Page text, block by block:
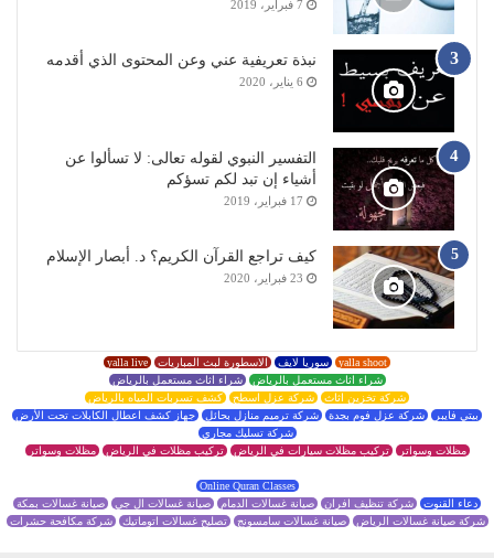
7 فبراير، 2019
نبذة تعريفية عني وعن المحتوى الذي أقدمه
6 يناير، 2020
التفسير النبوي لقوله تعالى: لا تسألوا عن
أشياء إن تبد لكم تسؤكم
17 فبراير، 2019
كيف تراجع القرآن الكريم؟ د. أبصار الإسلام
23 فبراير، 2020
yalla shoot سوريا لايف الاسطورة لبث المباريات yalla live
شراء اثاث مستعمل بالرياض شراء اثاث مستعمل بالرياض
شركة تخزين اثاث شركة عزل اسطح كشف تسربات المياه بالرياض
بيتي فايبر شركة عزل فوم بجدة شركة ترميم منازل بحائل جهاز كشف اعطال الكابلات تحت الأرض
شركة تسليك مجاري
مظلات وسواتر تركيب مظلات سيارات في الرياض تركيب مظلات في الرياض مظلات وسواتر
Online Quran Classes
دعاء القنوت شركة تنظيف افران صيانة غسالات الدمام صيانة غسالات ال جي صيانة غسالات بمكة
شركة صيانة غسالات الرياض صيانة غسالات سامسونج تصليح غسالات اتوماتيك شركة مكافحة حشرات